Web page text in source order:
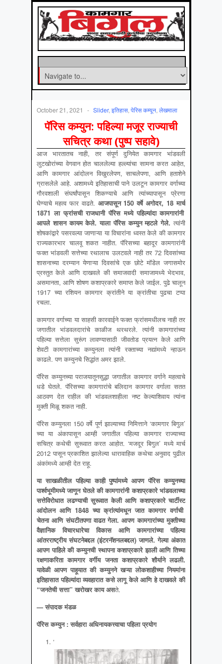
October 21, 2021 - Slider, इतिहास, पेरिस कम्यून, लेखमाला
पॅरिस कम्युन: पहिल्या मजूर राज्याची
सचित्र कथा (पुष्प सहावे)
आज भारतातच नाही, तर संपूर्ण दुनियेत कामगार भांडवली
लुटखोरांच्या वेगवान होत चाललेल्या हल्ल्यांचा सामना करत आहेत,
आणि कामगार आंदोलन विखुरलेपण, साचलेपणा, आणि हताशेने
ग्रासलेले आहे. अशामध्ये इतिहासाची पाने उलटून कामगार वर्गाच्या
गौरवशाली संघर्षांपासून शिकण्याचे आणि त्यांच्यापासून प्रेरणा
घेण्याचे महत्व फार वाढते. आजपासून150वर्षे अगोदर, 18मार्च
1871 ला फ्रांसची राजधानी पॅरिस मध्ये पहिल्यांदा कामगारांनी
आपले शासन कायम केले.याला पॅरिस कम्युन म्हटले गेले.त्यांनी
शोषकांद्वारे पसरवल्या जाणाऱ्या या विचारांना ध्वस्त केले की कामगार
राज्यकारभार चालवू शकत नाहीत. पॅरिसच्या बहादूर कामगारांनी
फक्त भांडवली सत्तेच्या रथालाच उलटवले नाही तर 72 दिवसांच्या
शासनाच्या दरम्यान येणाऱ्या दिवसांचे एक छोटे मॉडेल जगासमोर
प्रस्तुत केले आणि दाखवले की समाजवादी समाजामध्ये भेदभाव,
असमानता, आणि शोषण कशाप्रकारे समाप्त केले जाईल. पुढे चालून
1917 च्या रशियन कामगार क्रांतीने या क्रांतीचा पुढचा टप्पा
रचला.
कामगार वर्गाच्या या साहसी कारवाईने फक्त फ्रांसमधीलच नाही तर
जगातील भांडवलदारांचे काळीज थरथरले. त्यांनी कामगारांच्या
पहिल्या सत्तेला सुरूंग लावण्यासाठी जीवतोड प्रयत्न केले आणि
शेवटी कामगारांच्या कम्युनला त्यांनी रक्ताच्या नद्यांमध्ये न्हाऊन
काढले. पण कम्युनचे सिद्धांत अमर झाले.
पॅरिस कम्युनच्या पराजयातूनसुद्धा जगातील कामगार वर्गाने महत्वाचे
धडे घेतले. पॅरिसच्या कामगारांचे बलिदान कामगार वर्गाला सतत
आठवण देत राहील की भांडवलशाहीला नष्ट केल्याशिवाय त्यांना
मुक्ती मिळू शकत नाही.
पॅरिस कम्युनला 150 वर्षे पूर्ण झाल्याच्या निमित्ताने ‘कामगार बिगुल’
च्या या अंकापासून आम्ही जगातील पहिल्या कामगार राज्याच्या
सचित्र कथेची सुरूवात करत आहोत. ‘मजदूर बिगुल’ मध्ये मार्च
2012 पासून प्रकाशित झालेल्या धारावाहिक कथेचा अनुवाद पुढील
अंकांमध्ये आम्ही देत राहू.
या साखळीतील पहिल्या काही पुष्पांमध्ये आपण पॅरिस कम्युनच्या
पार्श्वभूमीमध्ये जाणून घेतले की कामगारांनी कशाप्रकारे भांडवलाच्या
सत्तेविरोधात लढण्याची सुरूवात केली आणि कशाप्रकारे चार्टीस्ट
आंदोलन आणि1848 च्या क्रांत्यांमधून जात कामगार वर्गाची
चेतना आणि संघटीतपणा वाढत गेला.आपण कामगारांच्या मुक्तीच्या
वैज्ञानिक विचारधारेचा विकास आणि कामगारांच्या पहिल्या
आंतरराष्ट्रीय संघटनेबद्दल(इंटरनॅशनलबद्दल) जाणले. गेल्या अंकात
आपण पाहिले की कम्युनची स्थापना कशाप्रकारे झाली आणि तिच्या
रक्षणाकरिता कामगार वर्गीय जनता कशाप्रकारे शौर्याने लढली.
यावेळी आपण पाहूयात की कम्युनने खऱ्या लोकशाहीच्या नियमांना
इतिहासात पहिल्यांदा व्यवहारात कसे लागू केले आणि हे दाखवले की
“जनतेची सत्ता” खरोखर काय असते.
— संपादक मंडळ
पॅरिस कम्युन : सर्वहारा अधिनायकत्त्वाचा पहिला प्रयोग
‘